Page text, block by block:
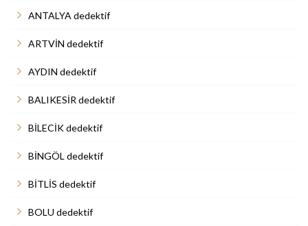
ANTALYA dedektif
ARTVİN dedektif
AYDIN dedektif
BALIKESİR dedektif
BİLECİK dedektif
BİNGÖL dedektif
BİTLİS dedektif
BOLU dedektif